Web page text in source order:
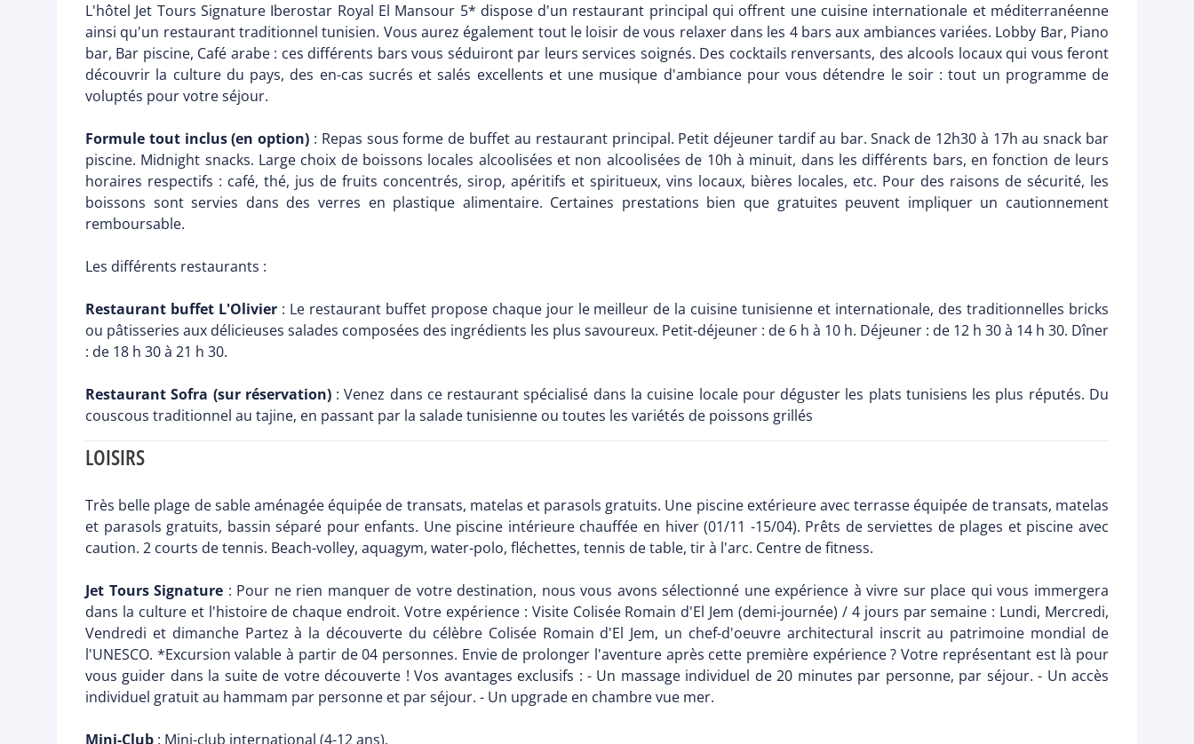
L'hôtel Jet Tours Signature Iberostar Royal El Mansour 5* dispose d'un restaurant principal qui offrent une cuisine internationale et méditerranéenne
ainsi qu'un restaurant traditionnel tunisien. Vous aurez également tout le loisir de vous relaxer dans les 4 bars aux ambiances variées. Lobby Bar, Piano
bar, Bar piscine, Café arabe : ces différents bars vous séduiront par leurs services soignés. Des cocktails renversants, des alcools locaux qui vous feront
découvrir la culture du pays, des en-cas sucrés et salés excellents et une musique d'ambiance pour vous détendre le soir : tout un programme de
voluptés pour votre séjour.
Formule tout inclus (en option) : Repas sous forme de buffet au restaurant principal. Petit déjeuner tardif au bar. Snack de 12h30 à 17h au snack bar
piscine. Midnight snacks. Large choix de boissons locales alcoolisées et non alcoolisées de 10h à minuit, dans les différents bars, en fonction de leurs
horaires respectifs : café, thé, jus de fruits concentrés, sirop, apéritifs et spiritueux, vins locaux, bières locales, etc. Pour des raisons de sécurité, les
boissons sont servies dans des verres en plastique alimentaire. Certaines prestations bien que gratuites peuvent impliquer un cautionnement
remboursable.
Les différents restaurants :
Restaurant buffet L'Olivier: Le restaurant buffet propose chaque jour le meilleur de la cuisine tunisienne et internationale, des traditionnelles bricks
ou pâtisseries aux délicieuses salades composées des ingrédients les plus savoureux. Petit-déjeuner : de 6 h à 10 h. Déjeuner : de 12 h 30 à 14 h 30. Dîner
: de 18 h 30 à 21 h 30.
Restaurant Sofra (sur réservation): Venez dans ce restaurant spécialisé dans la cuisine locale pour déguster les plats tunisiens les plus réputés. Du
couscous traditionnel au tajine, en passant par la salade tunisienne ou toutes les variétés de poissons grillés
LOISIRS
Très belle plage de sable aménagée équipée de transats, matelas et parasols gratuits. Une piscine extérieure avec terrasse équipée de transats, matelas
et parasols gratuits, bassin séparé pour enfants. Une piscine intérieure chauffée en hiver (01/11 -15/04). Prêts de serviettes de plages et piscine avec
caution. 2 courts de tennis. Beach-volley, aquagym, water-polo, fléchettes, tennis de table, tir à l'arc. Centre de fitness.
Jet Tours Signature : Pour ne rien manquer de votre destination, nous vous avons sélectionné une expérience à vivre sur place qui vous immergera
dans la culture et l'histoire de chaque endroit. Votre expérience : Visite Colisée Romain d'El Jem (demi-journée) / 4 jours par semaine : Lundi, Mercredi,
Vendredi et dimanche Partez à la découverte du célèbre Colisée Romain d'El Jem, un chef-d'oeuvre architectural inscrit au patrimoine mondial de
l'UNESCO. *Excursion valable à partir de 04 personnes. Envie de prolonger l'aventure après cette première expérience ? Votre représentant est là pour
vous guider dans la suite de votre découverte ! Vos avantages exclusifs : - Un massage individuel de 20 minutes par personne, par séjour. - Un accès
individuel gratuit au hammam par personne et par séjour. - Un upgrade en chambre vue mer.
Mini-Club : Mini-club international (4-12 ans).